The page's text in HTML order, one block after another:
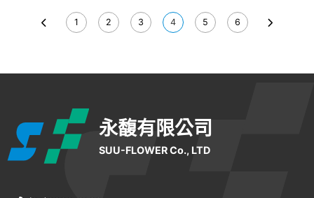
1 2 3 4 5 6
永馥有限公司
SUU-FLOWER Co., LTD